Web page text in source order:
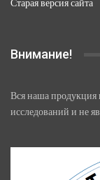
Старая версия сайта
Внимание!
Вся наша продукция
исследований и не